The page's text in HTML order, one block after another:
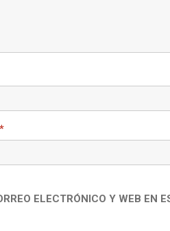
*
ELECTRÓNICO Y WEB EN